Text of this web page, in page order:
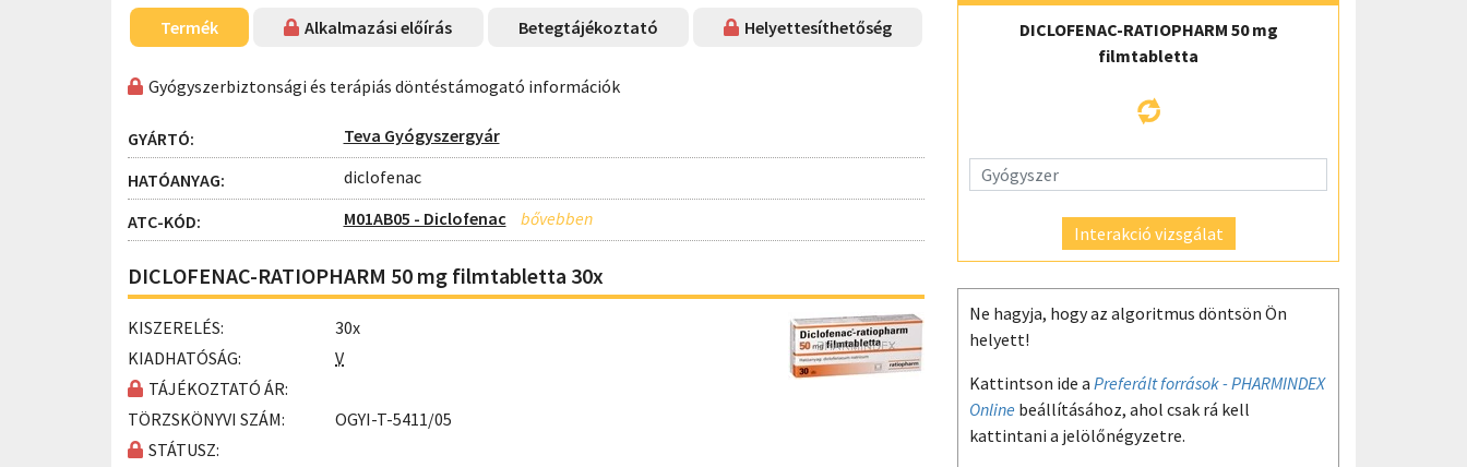
Termék Alkalmazási előírás Betegtájékoztató Helyettesíthetőség
Gyógyszerbiztonsági és terápiás döntéstámogató információk
GYÁRTÓ: Teva Gyógyszergyár
HATÓANYAG: diclofenac
ATC-KÓD: M01AB05 - Diclofenac
DICLOFENAC-RATIOPHARM 50 mg filmtabletta 30x
KISZERELÉS:
30x
KIADHATÓSÁG:
V
TÁJÉKOZTATÓ ÁR:
TÖRZSKÖNYVI SZÁM:
OGYI-T-5411/05
STÁTUSZ:
DICLOFENAC-RATIOPHARM 50 mg
filmtabletta
Interakció vizsgálat
Ne hagyja, hogy az algoritmus döntsön Ön
helyett!
Kattintson ide a Preferált források - PHARMINDEX
Online beállításához, ahol csak rá kell
kattintani a jelölőnégyzetre.